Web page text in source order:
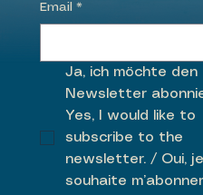
Email *
Ja, ich möchte den
Newsletter
Yes, I would like to
subscribe to the
newsletter. / Oui, je
souhaite